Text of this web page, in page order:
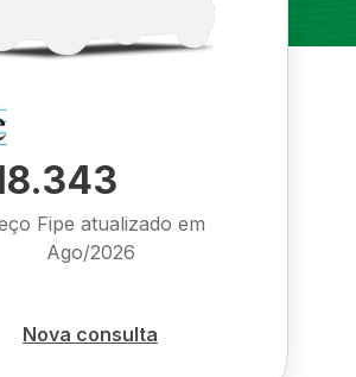
Fipe atualizado em
Ago/2026
Nova consulta